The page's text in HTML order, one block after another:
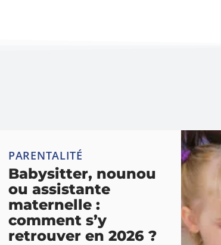
PARENTALITÉ
Babysitter, nounou
ou assistante
maternelle :
comment s’y
retrouver en 2026 ?